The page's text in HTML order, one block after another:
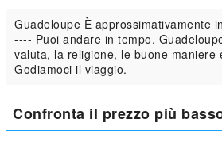
Guadeloupe È approssimativamente
---- Puoi andare in tempo.
valuta, la religione, le buone maniere
Godiamoci il viaggio.
Confronta il prezzo più